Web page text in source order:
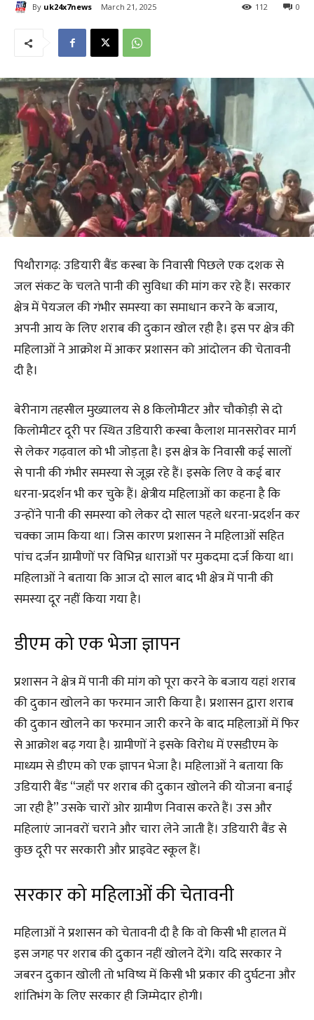
By uk24x7news March 21, 2025 0
112
पिथौरागढ़: उडियारी बैंड कस्बा के निवासी पिछले एक दशक से
जल संकट के चलते पानी की सुविधा की मांग कर रहे हैं। सरकार
क्षेत्र में पेयजल की गंभीर समस्या का समाधान करने के बजाय,
अपनी आय के लिए शराब की दुकान खोल रही है। इस पर क्षेत्र की
महिलाओं ने आक्रोश में आकर प्रशासन को आंदोलन की चेतावनी
दी है।
बेरीनाग तहसील मुख्यालय से 8 किलोमीटर और चौकोड़ी से दो
किलोमीटर दूरी पर स्थित उडियारी कस्बा कैलाश मानसरोवर मार्ग
से लेकर गढ़वाल को भी जोड़ता है। इस क्षेत्र के निवासी कई सालों
से पानी की गंभीर समस्या से जूझ रहे हैं। इसके लिए वे कई बार
धरना-प्रदर्शन भी कर चुके हैं। क्षेत्रीय महिलाओं का कहना है कि
उन्होंने पानी की समस्या को लेकर दो साल पहले धरना-प्रदर्शन कर
चक्का जाम किया था। जिस कारण प्रशासन ने महिलाओं सहित
पांच दर्जन ग्रामीणों पर विभिन्न धाराओं पर मुकदमा दर्ज किया था।
महिलाओं ने बताया कि आज दो साल बाद भी क्षेत्र में पानी की
समस्या दूर नहीं किया गया है।
डीएम को एक भेजा ज्ञापन
प्रशासन ने क्षेत्र में पानी की मांग को पूरा करने के बजाय यहां शराब
की दुकान खोलने का फरमान जारी किया है। प्रशासन द्वारा शराब
की दुकान खोलने का फरमान जारी करने के बाद महिलाओं में फिर
से आक्रोश बढ़ गया है। ग्रामीणों ने इसके विरोध में एसडीएम के
माध्यम से डीएम को एक ज्ञापन भेजा है। महिलाओं ने बताया कि
उडियारी बैंड “जहाँ पर शराब की दुकान खोलने की योजना बनाई
जा रही है” उसके चारों ओर ग्रामीण निवास करते हैं। उस और
महिलाएं जानवरों चराने और चारा लेने जाती हैं। उडियारी बैंड से
कुछ दूरी पर सरकारी और प्राइवेट स्कूल हैं।
सरकार को महिलाओं की चेतावनी
महिलाओं ने प्रशासन को चेतावनी दी है कि वो किसी भी हालत में
इस जगह पर शराब की दुकान नहीं खोलने देंगे। यदि सरकार ने
जबरन दुकान खोली तो भविष्य में किसी भी प्रकार की दुर्घटना और
शांतिभंग के लिए सरकार ही जिम्मेदार होगी।